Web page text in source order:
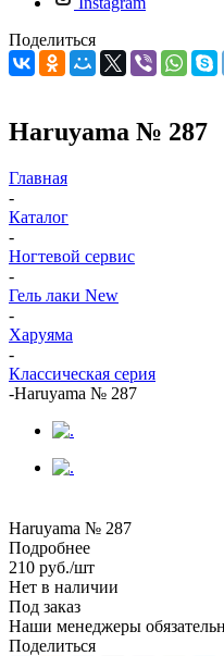
Поделиться
Haruyama № 287
Главная
-
Каталог
-
Ногтевой сервис
-
Гель лаки New
-
Харуяма
-
Классическая серия
-Haruyama № 287
Haruyama № 287
Подробнее
210 руб./шт
Нет в наличии
Под заказ
Наши менеджеры
Поделиться